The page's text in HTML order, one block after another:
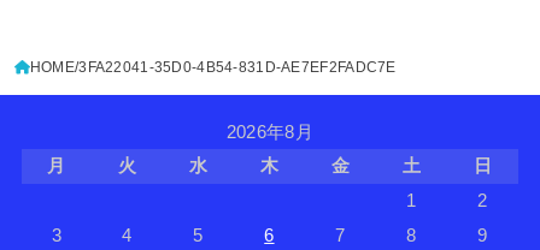
HOME 3FA22041-35D0-4B54-831D-AE7EF2FADC7E
2026年8月
月
火 水 木 金 土
日
1
2
3
4 5 6 7 8
9